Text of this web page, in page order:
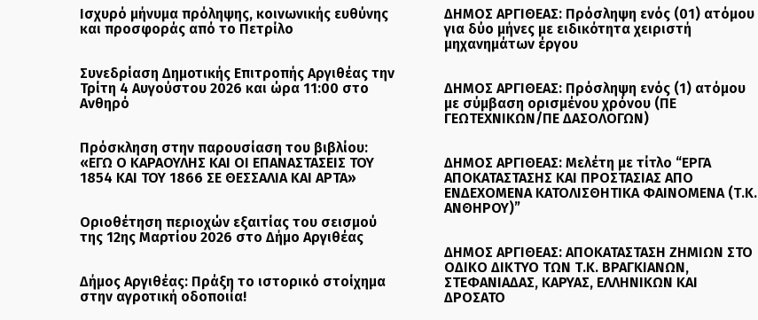
Ισχυρό μήνυμα πρόληψης, κοινωνικής ευθύνης
και προσφοράς από το Πετρίλο
Συνεδρίαση Δημοτικής Επιτροπής Αργιθέας την
Τρίτη 4 Αυγούστου 2026 και ώρα 11:00 στο
Ανθηρό
Πρόσκληση στην παρουσίαση του βιβλίου:
«ΕΓΩ Ο ΚΑΡΑΟΥΛΗΣ ΚΑΙ ΟΙ ΕΠΑΝΑΣΤΑΣΕΙΣ ΤΟΥ
1854 ΚΑΙ ΤΟΥ 1866 ΣΕ ΘΕΣΣΑΛΙΑ ΚΑΙ ΑΡΤΑ»
Οριοθέτηση περιοχών εξαιτίας του σεισμού
της 12ης Μαρτίου 2026 στο Δήμο Αργιθέας
Δήμος Αργιθέας: Πράξη το ιστορικό στοίχημα
στην αγροτική οδοποιία!
ΔΗΜΟΣ ΑΡΓΙΘΕΑΣ: Πρόσληψη ενός (01) ατόμου
για δύο μήνες με ειδικότητα χειριστή
μηχανημάτων έργου
ΔΗΜΟΣ ΑΡΓΙΘΕΑΣ: Πρόσληψη ενός (1) ατόμου
με σύμβαση ορισμένου χρόνου (ΠΕ
ΓΕΩΤΕΧΝΙΚΩΝ/ΠΕ ΔΑΣΟΛΟΓΩΝ)
ΔΗΜΟΣ ΑΡΓΙΘΕΑΣ: Μελέτη με τίτλο “ΕΡΓΑ
ΑΠΟΚΑΤΑΣΤΑΣΗΣ ΚΑΙ ΠΡΟΣΤΑΣΙΑΣ ΑΠΟ
ΕΝΔΕΧΟΜΕΝΑ ΚΑΤΟΛΙΣΘΗΤΙΚΑ ΦΑΙΝΟΜΕΝΑ (Τ.Κ.
ΑΝΘΗΡΟΥ)”
ΔΗΜΟΣ ΑΡΓΙΘΕΑΣ: ΑΠΟΚΑΤΑΣΤΑΣΗ ΖΗΜΙΩΝ ΣΤΟ
ΟΔΙΚΟ ΔΙΚΤΥΟ ΤΩΝ Τ.Κ. ΒΡΑΓΚΙΑΝΩΝ,
ΣΤΕΦΑΝΙΑΔΑΣ, ΚΑΡΥΑΣ, ΕΛΛΗΝΙΚΩΝ ΚΑΙ
ΔΡΟΣΑΤΟ